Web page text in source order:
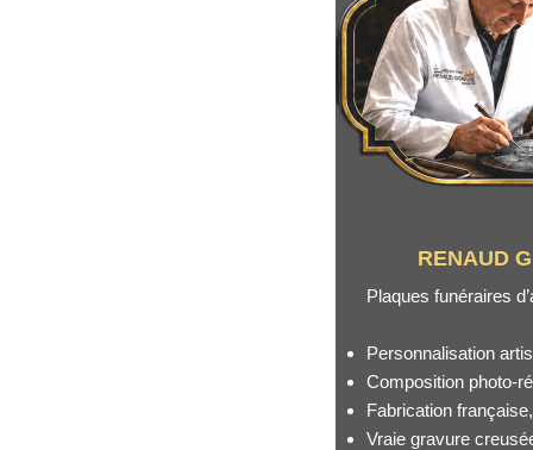
RENAUD
Plaques funéraires
Personnalisation
Composition photo-
Fabrication
Vraie gravure